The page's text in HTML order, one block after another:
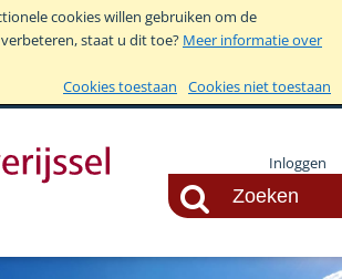
cookies willen gebruiken om de
staat u dit toe? Meer informatie over
Cookies toestaan
Cookies niet toestaan
Inloggen